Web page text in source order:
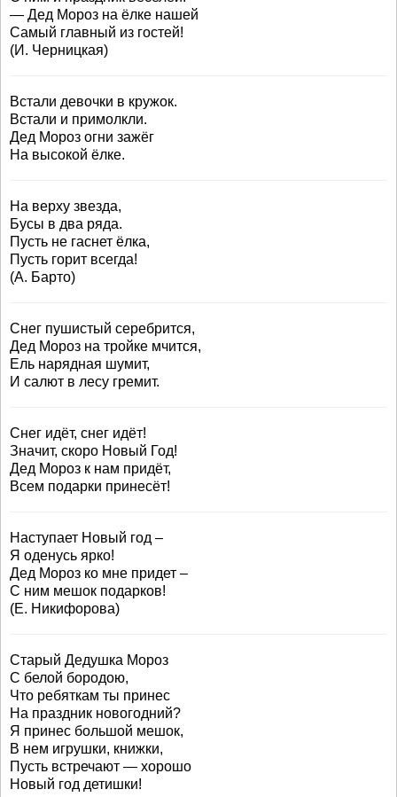
— Дед Мороз на ёлке нашей
Самый главный из гостей!
(И. Черницкая)
Встали девочки в кружок.
Встали и примолкли.
Дед Мороз огни зажёг
На высокой ёлке.
На верху звезда,
Бусы в два ряда.
Пусть не гаснет ёлка,
Пусть горит всегда!
(А. Барто)
Снег пушистый серебрится,
Дед Мороз на тройке мчится,
Ель нарядная шумит,
И салют в лесу гремит.
Снег идёт, снег идёт!
Значит, скоро Новый Год!
Дед Мороз к нам придёт,
Всем подарки принесёт!
Наступает Новый год –
Я оденусь ярко!
Дед Мороз ко мне придет –
С ним мешок подарков!
(Е. Никифорова)
Старый Дедушка Мороз
С белой бородою,
Что ребяткам ты принес
На праздник новогодний?
Я принес большой мешок,
В нем игрушки, книжки,
Пусть встречают — хорошо
Новый год детишки!